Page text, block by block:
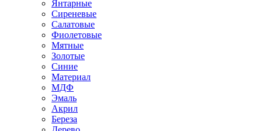
Янтарные
Сиреневые
Салатовые
Фиолетовые
Мятные
Золотые
Синие
Материал
МДФ
Эмаль
Акрил
Береза